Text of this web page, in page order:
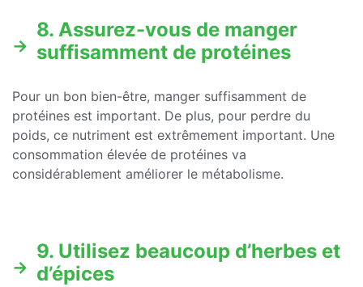
8. Assurez-vous de manger
suffisamment de protéines
Pour un bon bien-être, manger suffisamment de
protéines est important. De plus, pour perdre du
poids, ce nutriment est extrêmement important. Une
consommation élevée de protéines va
considérablement améliorer le métabolisme.
9. Utilisez beaucoup d’herbes et
d’épices